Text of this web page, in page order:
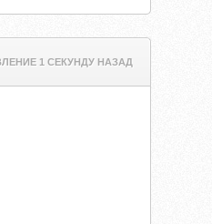
1 СЕКУНДУ НАЗАД